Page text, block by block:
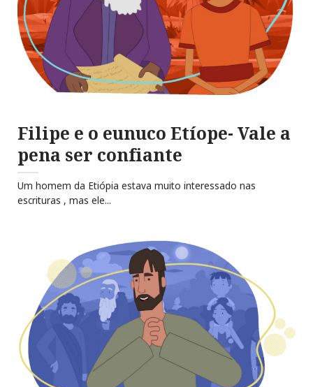
Filipe e o eunuco Etíope- Vale a
pena ser confiante
Um homem da Etiópia estava muito interessado nas
escrituras , mas ele...